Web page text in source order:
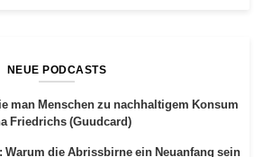
NEUE PODCASTS
man Menschen zu nachhaltigem Konsum
Friedrichs (Guudcard)
die Abrissbirne ein Neuanfang sein